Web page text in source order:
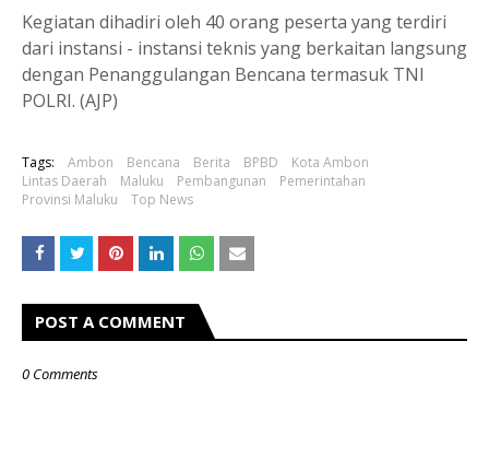
Kegiatan dihadiri oleh 40 orang peserta yang terdiri
dari instansi - instansi teknis yang berkaitan langsung
dengan Penanggulangan Bencana termasuk TNI
POLRI. (AJP)
Tags: Ambon Bencana Berita BPBD
Kota Ambon
Lintas Daerah
Maluku Pembangunan
Pemerintahan
Provinsi Maluku
Top News
POST A COMMENT
0 Comments